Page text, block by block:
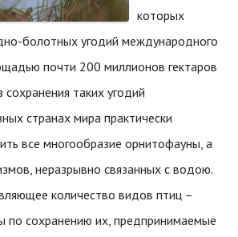
которых
болотных угодий международного
почти 200 миллионов гектаров
таких угодий
странах мира практически
все многообразие орнитофауны, а
неразрывно связанных с водою.
количество видов птиц –
по сохранению их, предпринимаемые